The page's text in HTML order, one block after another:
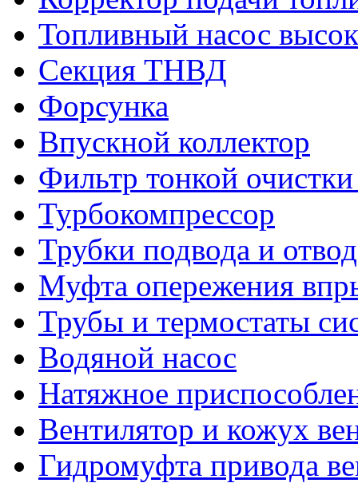
Топливный насос
Секция ТНВД
Форсунка
Впускной коллектор
Фильтр тонкой
Турбокомпрессор
Трубки подвода и
Муфта опережения
Трубы и термостаты
Водяной насос
Натяжное
Вентилятор и кожух
Гидромуфта привода